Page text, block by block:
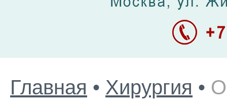
Главная • Хирургия •